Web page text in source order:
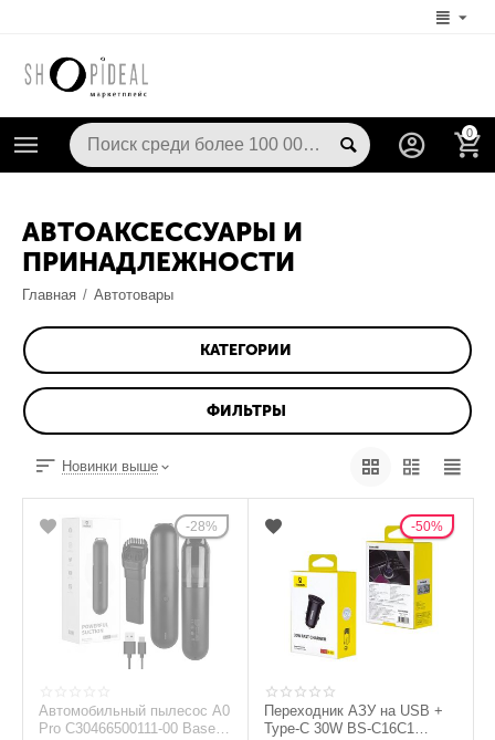
0
АВТОАКСЕССУАРЫ И
ПРИНАДЛЕЖНОСТИ
Главная / Автотовары
КАТЕГОРИИ
ФИЛЬТРЫ
Новинки выше
28%
Автомобильный пылесос A0
Pro C30466500111-00 Baseus
50%
Переходник АЗУ на USB +
Type-C 30W BS-C16C1